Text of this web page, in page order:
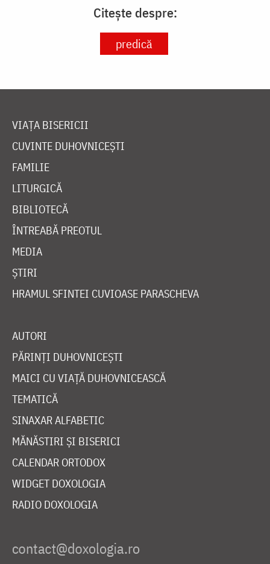
Citește despre:
predică
VIAȚA BISERICII
CUVINTE DUHOVNICEȘTI
FAMILIE
LITURGICĂ
BIBLIOTECĂ
ÎNTREABĂ PREOTUL
MEDIA
ȘTIRI
HRAMUL SFINTEI CUVIOASE PARASCHEVA
AUTORI
PĂRINȚI DUHOVNICEȘTI
MAICI CU VIAȚĂ DUHOVNICEASCĂ
TEMATICĂ
SINAXAR ALFABETIC
MĂNĂSTIRI ȘI BISERICI
CALENDAR ORTODOX
WIDGET DOXOLOGIA
RADIO DOXOLOGIA